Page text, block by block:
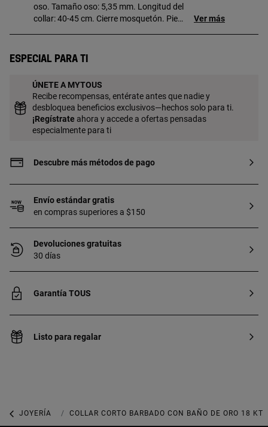
oso. Tamaño oso: 5,35 mm. Longitud del
collar: 40-45 cm. Cierre mosquetón. Pieza
espesor. Esta calidad garantiza una
Ver más
Especial para ti
ÚNETE A MYTOUS
Recibe recompensas, entérate antes que nadie y
desbloquea beneficios exclusivos—hechos solo para ti.
¡Regístrate ahora y accede a ofertas pensadas
especialmente para ti
Descubre más métodos de pago
Envío estándar gratis
en compras superiores a $150
Devoluciones gratuitas
30 días
Garantía TOUS
Listo para regalar
JOYERÍA JOYAS DE PLATA 925
COLLAR CORTO BARBADO CON BAÑO DE ORO 18 KT